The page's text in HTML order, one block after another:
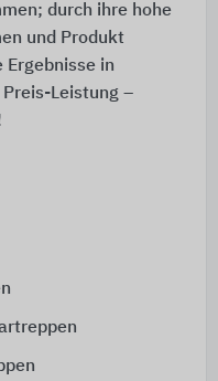
durch ihre hohe
und Produkt
in
Leistung –